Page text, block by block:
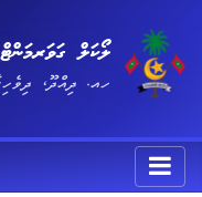
ލޯކަލް
ހއ. ދިއްދޫ،